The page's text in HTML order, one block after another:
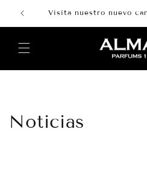
directamenteVisita nuestro nuevo
Noticias